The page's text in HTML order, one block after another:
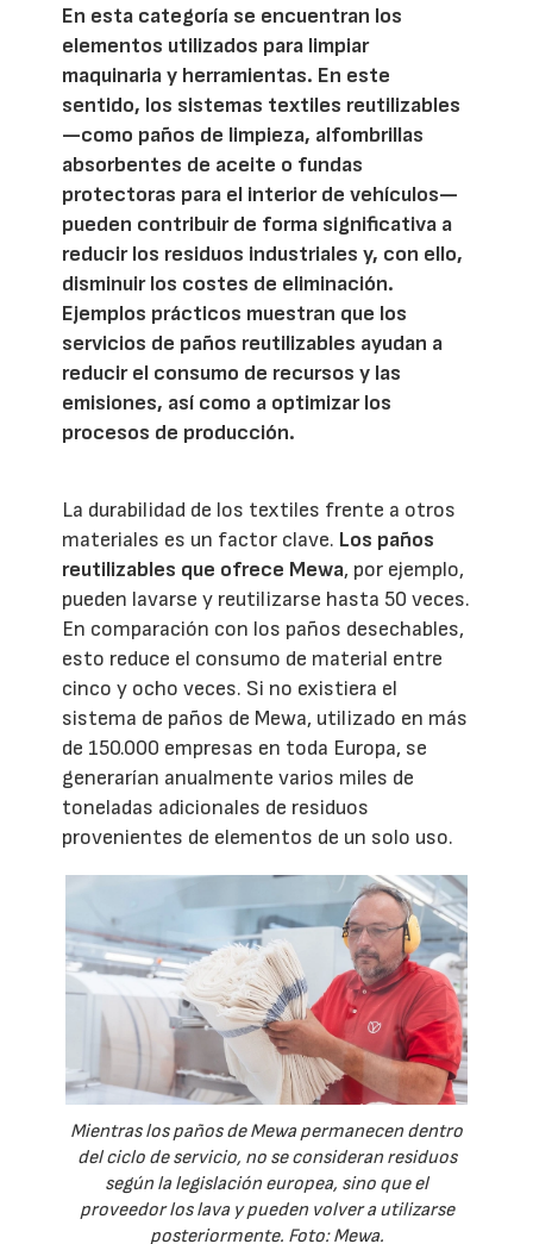
En esta categoría se encuentran los
elementos utilizados para limpiar
maquinaria y herramientas. En este
sentido, los sistemas textiles reutilizables
—como paños de limpieza, alfombrillas
absorbentes de aceite o fundas
protectoras para el interior de vehículos—
pueden contribuir de forma significativa a
reducir los residuos industriales y, con ello,
disminuir los costes de eliminación.
Ejemplos prácticos muestran que los
servicios de paños reutilizables ayudan a
reducir el consumo de recursos y las
emisiones, así como a optimizar los
procesos de producción.
La durabilidad de los textiles frente a otros
materiales es un factor clave. Los paños
reutilizables que ofrece Mewa, por ejemplo,
pueden lavarse y reutilizarse hasta 50 veces.
En comparación con los paños desechables,
esto reduce el consumo de material entre
cinco y ocho veces. Si no existiera el
sistema de paños de Mewa, utilizado en más
de 150.000 empresas en toda Europa, se
generarían anualmente varios miles de
toneladas adicionales de residuos
provenientes de elementos de un solo uso.
Mientras los paños de Mewa permanecen dentro
del ciclo de servicio, no se consideran residuos
según la legislación europea, sino que el
proveedor los lava y pueden volver a utilizarse
posteriormente. Foto: Mewa.